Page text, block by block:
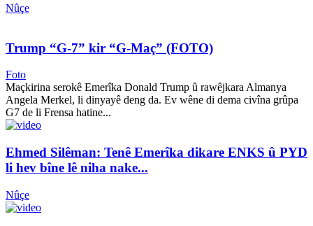
Nûçe
Trump “G-7” kir “G-Maç” (FOTO)
Foto
Maçkirina serokê Emerîka Donald Trump û rawêjkara Almanya
Angela Merkel, li dinyayê deng da. Ev wêne di dema civîna grûpa
G7 de li Frensa hatine...
Ehmed Silêman: Tenê Emerîka dikare ENKS û PYD
li hev bîne lê niha nake...
Nûçe